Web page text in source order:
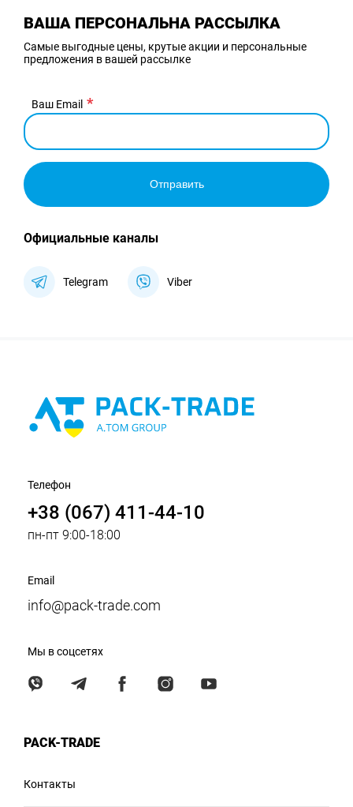
ВАША ПЕРСОНАЛЬНА РАССЫЛКА
Самые выгодные цены, крутые акции и персональные
предложения в вашей рассылке
Ваш Email
Отправить
Официальные каналы
Telegram Viber
Телефон
+38 (067) 411-44-10
пн-пт 9:00-18:00
Email
info@pack-trade.com
Мы в соцсетях
PACK-TRADE
Контакты